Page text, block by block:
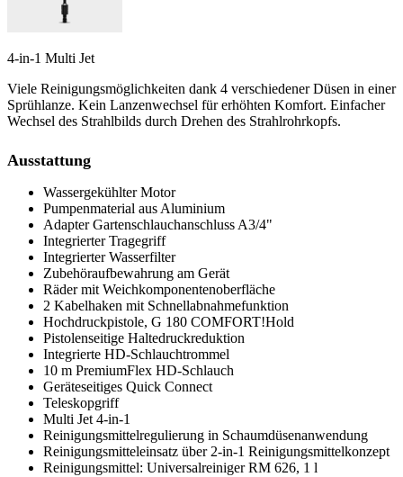
4-in-1 Multi Jet
Viele Reinigungsmöglichkeiten dank 4 verschiedener Düsen in einer
Sprühlanze. Kein Lanzenwechsel für erhöhten Komfort. Einfacher
Wechsel des Strahlbilds durch Drehen des Strahlrohrkopfs.
Ausstattung
Wassergekühlter Motor
Pumpenmaterial aus Aluminium
Adapter Gartenschlauchanschluss A3/4"
Integrierter Tragegriff
Integrierter Wasserfilter
Zubehöraufbewahrung am Gerät
Räder mit Weichkomponentenoberfläche
2 Kabelhaken mit Schnellabnahmefunktion
Hochdruckpistole, G 180 COMFORT!Hold
Pistolenseitige Haltedruckreduktion
Integrierte HD-Schlauchtrommel
10 m PremiumFlex HD-Schlauch
Geräteseitiges Quick Connect
Teleskopgriff
Multi Jet 4-in-1
Reinigungsmittelregulierung in Schaumdüsenanwendung
Reinigungsmitteleinsatz über 2-in-1 Reinigungsmittelkonzept
Reinigungsmittel: Universalreiniger RM 626, 1 l